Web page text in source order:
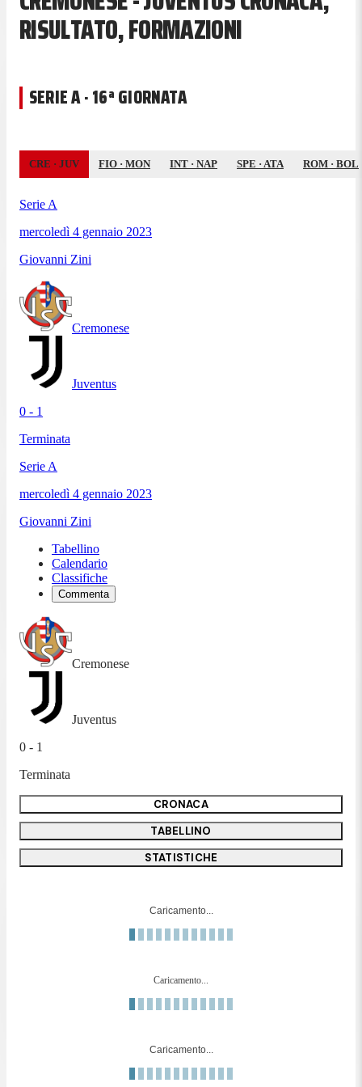
RISULTATO, FORMAZIONI
SERIE A · 16ª GIORNATA
CRE · JUV FIO · MON INT · NAP SPE · ATA ROM · BOL
Serie A
mercoledì 4 gennaio 2023
Giovanni Zini
Cremonese
Juventus
0 - 1
Terminata
Serie A
mercoledì 4 gennaio 2023
Giovanni Zini
Tabellino
Calendario
Classifiche
Commenta
Cremonese
Juventus
0 - 1
Terminata
CRONACA
TABELLINO
STATISTICHE
Caricamento...
Caricamento...
Caricamento...